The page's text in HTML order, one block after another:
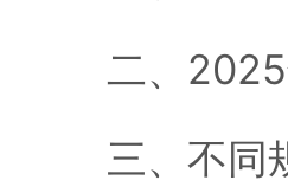
二、2025
三、不同